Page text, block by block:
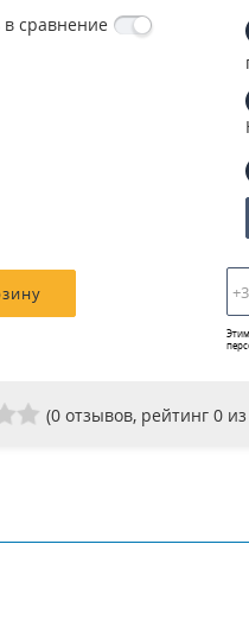
сравнение
(0 отзывов, рейтинг 0